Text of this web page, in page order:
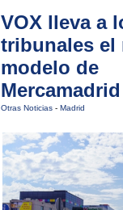
VOX lleva a
tribunales el
modelo de
Mercamadrid
Otras Noticias - Madrid